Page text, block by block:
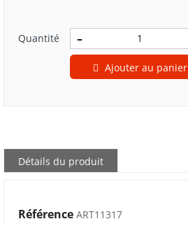
Quantité
Ajouter au panier
Détails du produit
Référence ART11317